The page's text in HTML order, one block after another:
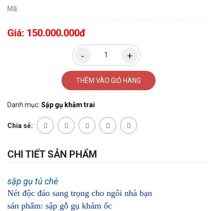
Mã:
Giá: 150.000.000đ
THÊM VÀO GIỎ HANG
Danh mục: Sập gụ khảm trai
Chia sẻ:
CHI TIẾT SẢN PHẨM
sập gụ tủ chè
Nét độc đáo sang trọng cho ngôi nhà bạn
sản phẩm: sập gỗ gụ khảm ốc